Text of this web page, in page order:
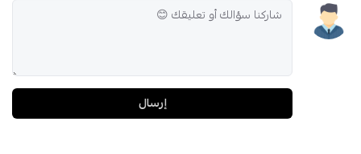
إرسال